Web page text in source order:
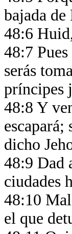
bajada
48:6
48:7
serás
príncipes
48:8 Y
dicho
48:9 Dad
ciudades
48:10
el que